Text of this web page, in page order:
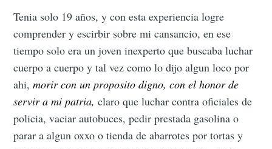
Tenia solo 19 años, y con esta experiencia logre
comprender y escirbir sobre mi cansancio, en ese
tiempo solo era un joven inexperto que buscaba luchar
cuerpo a cuerpo y tal vez como lo dijo algun loco por
ahi,morir con un proposito digno, con el honor de
servir a mi patria,claro que luchar contra oficiales de
policia, vaciar autobuces, pedir prestada gasolina o
parar a algun oxxo o tienda de abarrotes por tortas y